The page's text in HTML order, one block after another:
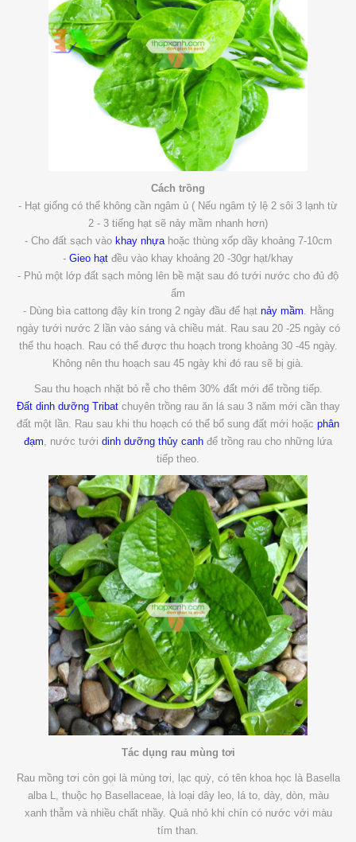
Cách trồng
- Hạt giống có thể không cần ngâm ủ ( Nếu ngâm tỷ lệ 2 sôi 3 lạnh từ
2 - 3 tiếng hạt sẽ nảy mầm nhanh hơn)
- Cho đất sạch vào khay nhựahoặc thùng xốp dầy khoảng 7-10cm
- Gieo hạt đều vào khay khoảng 20 -30gr hạt/khay
- Phủ một lớp đất sạch mỏng lên bề mặt sau đó tưới nước cho đủ độ
ẩm
- Dùng bìa cattong đậy kín trong 2 ngày đầu để hạt nảy mầm. Hằng
ngày tưới nước 2 lần vào sáng và chiều mát. Rau sau 20 -25 ngày có
thể thu hoạch. Rau có thể được thu hoạch trong khoảng 30 -45 ngày.
Không nên thu hoạch sau 45 ngày khi đó rau sẽ bị già.
Sau thu hoạch nhặt bỏ rễ cho thêm 30% đất mới để trồng tiếp.
Đất dinh dưỡng Tribatchuyên trồng rau ăn lá sau 3 năm mới cần thay
đất một lần. Rau sau khi thu hoạch có thể bổ sung đất mới hoặc phân
đạm, nước tưới dinh dưỡng thủy canh để trồng rau cho những lứa
tiếp theo.
Tác dụng rau mùng tơi
Rau mồng tơi còn gọi là mùng tơi, lạc quỳ, có tên khoa học là Basella
alba L, thuộc họ Basellaceae, là loại dây leo, lá to, dày, dòn, màu
xanh thẫm và nhiều chất nhầy. Quả nhỏ khi chín có nước với màu
tím than.